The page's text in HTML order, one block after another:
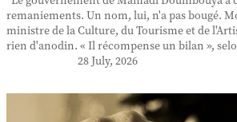
remaniements. Un nom, lui, n'a pas bougé.
ministre de la Culture, du Tourisme et de
rien d'anodin. « Il récompense un bilan »,
28 July, 2026